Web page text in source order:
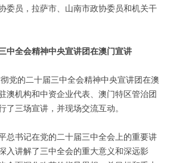
委员，拉萨市、山南市政协委员和机关干
中全会精神中央宣讲团在澳门宣讲
党的二十届三中全会精神中央宣讲团在澳
澳机构和中资企业代表、澳门特区管治团
了三场宣讲，并现场交流互动。
总书记在党的二十届三中全会上的重要讲
入讲解了三中全会的重大意义和深远影